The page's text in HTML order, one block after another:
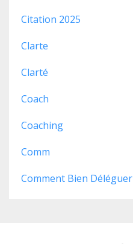
Citation 2025
Clarte
Clarté
Coach
Coaching
Comm
Comment Bien Déléguer